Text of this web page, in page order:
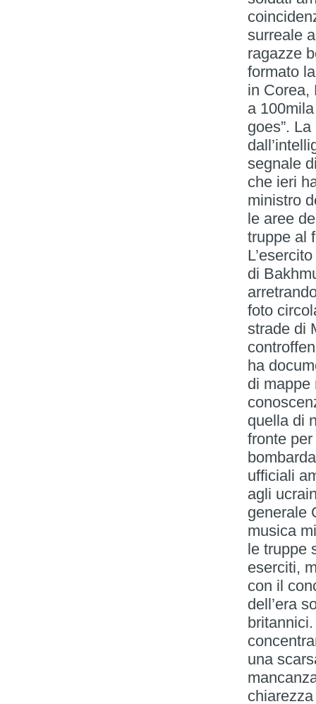
surreale
ragazze
formato
in Corea,
a
goes”.
segnale
che ieri
ministro
le aree
truppe al
di
foto
strade di
ha
di mappe
quella di
fronte
ufficiali
agli
generale
musica
le truppe
eserciti,
con il
dell’era
una